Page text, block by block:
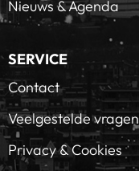
Nieuws & Agenda
SERVICE
Contact
Veelgestelde vragen
Privacy & Cookies